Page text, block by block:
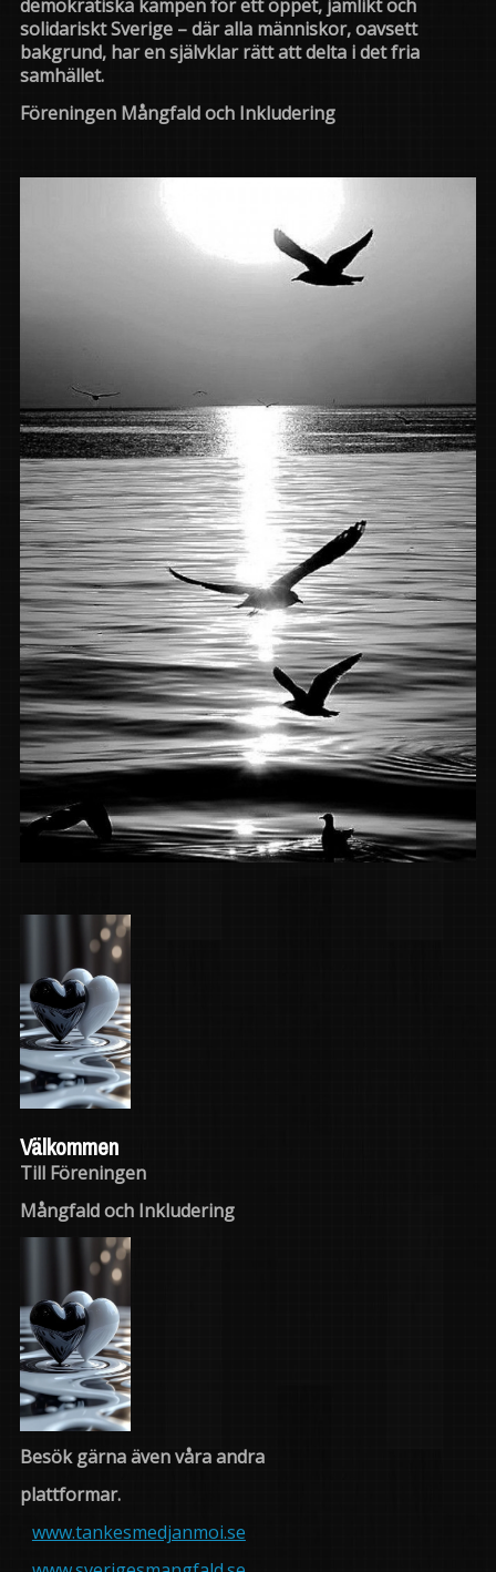
demokratiska kampen för ett öppet, jämlikt och
solidariskt Sverige – där alla människor, oavsett
bakgrund, har en självklar rätt att delta i det fria
samhället.
Föreningen Mångfald och Inkludering
Välkommen
Till Föreningen
Mångfald och Inkludering
Besök gärna även våra andra
plattformar.
www.tankesmedjanmoi.se